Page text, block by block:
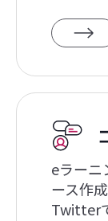
eラーニ
ース作
Twitter